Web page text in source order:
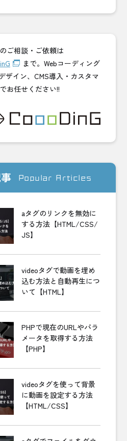
ご相談・ご依頼は
まで。Webコーディング
ザイン、CMS導入・カスタマ
お任せください!!
Popular Articles
aタグのリンクを無効に
する方法【HTML/CSS/
JS】
videoタグで動画を埋め
込む方法と自動再生につ
いて【HTML】
PHPで現在のURLやパラ
メータを取得する方法
【PHP】
videoタグを使って背景
に動画を設定する方法
【HTML/CSS】